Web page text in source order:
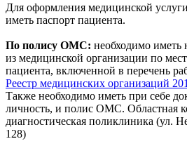
Для оформления медицинской
иметь паспорт пациента.
По полису ОМС: необходимо иметь
из медицинской организации по
пациента, включенной в перечень
Реестр медицинских организаций
Также необходимо иметь при себе
личность, и полис ОМС. Областная
диагностическая поликлиника (ул.
128)